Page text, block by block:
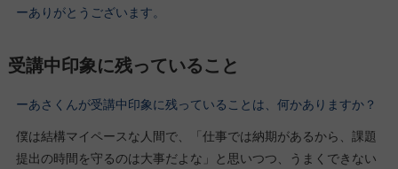
ーありがとうございます。
受講中印象に残っていること
ーあさくんが受講中印象に残っていることは、何かありますか？
僕は結構マイペースな人間で、「仕事では納期があるから、課題
提出の時間を守るのは大事だよな」と思いつつ、うまくできない